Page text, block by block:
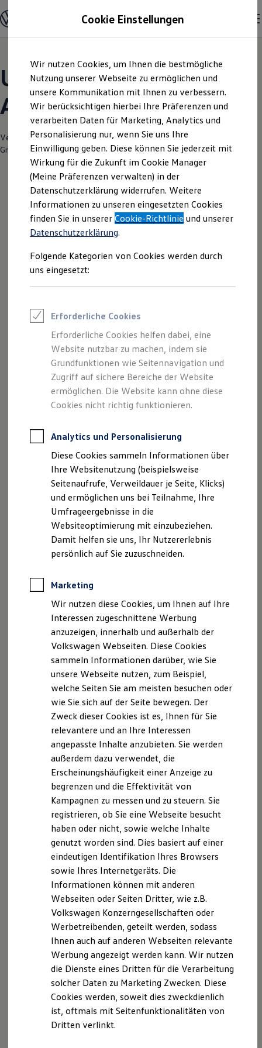
Hauptinhalt
springen
Footer
springen
Modelle und Konfigurator
Konfigurator
Modelle vergleichen
Elektroautos
ENERGY Sondermodelle
Nutzfahrzeuge
SUV und CUV
Familienautos
Kombis
Kompaktwagen
Sportwagen
Schnell verfügbare Fahrzeuge
Angebote und Produkte
Aktuelle Angebote
E-Auto-Förderung
Volkswagen Marktplatz
Die ENERGY Sondermodelle
Junge Gebrauchtwagen und Gebrauchtwagen
Volkswagen Zertifizierte Gebrauchtwagen
Elektromobilität bei Gebrauchtwagen
Saisonangebote
Reifenpakete
Leasing
Leasing-Angebote
Elektroauto Leasing
Kleinwagen-Leasing
Leasing ohne Anzahlung
Finanzierung
Autokredit mit Schlussrate
Versicherungen und Garantien
Kfz-Versicherung
Restschuldversicherungen
Garantien
Professional Class bei Volkswagen
Behörden
Direktkunden
Sonderfahrzeuge
Anpfiff zum Gewinn
Elektromobilität
Elektroautos
ID. Tutorials
Elektrofahrzeugkonzepte
ID. EVERY1
Reichweite
Rekuperation
Laden unterwegs
Laden Zuhause
Ladestationen finden
Ladezeitensimulator
Batterie
Sicherheit
Nachhaltigkeit
Technologie
Kosten und Kauf
Kaufoptionen
E-Auto-Förderung
Software und Konnektivität
Die ID. Software 6
ID. Software Versionen und Updates
Digitale Extras
Schnittstellen zu Ihrem ID.
Hybridautos
Marke und Erlebnis
Volkswagen R und R Experience
R-Modelle
R Experience
Driving Experience
Volkswagen entdecken
Werkbesichtigung
Lifestyle Shop
T-Roc Kollektion
Golf Kollektion
ID. Kollektion
Volkswagen Kollektion
R-Kollektion
GTI Kollektion
Fußball Drop
we drive football
#wedriveproud
Besitzer und Service
Software Updates
Service und Ersatzteile
Unsere aktuellen
Angebote und mehr
Verantwortlich für die Inhalte auf dieser Seite ist die Autohaus Schneider
GmbH & Co. KG(Impressum & Rechtliches)
Leider haben wir im Moment keine
aktuellen Angebote
Ihre
Schritte
Probefahrt vereinbaren
Fahrzeugangebot anfordern
Servicetermin buchen
Serviceanfrage stellen
Ihre Ansprechpartnerbei
Autohaus Schneider Eisleben
E-Mail schreiben
+49 3475 67550
Florian Matzernis
Verkaufsberater
03475 / 6755-34
E-Mail schreiben
Cookie Einstellungen
Wir nutzen Cookies, um Ihnen die bestmögliche
Nutzung unserer Webseite zu ermöglichen und
unsere Kommunikation mit Ihnen zu verbessern.
Wir berücksichtigen hierbei Ihre Präferenzen und
verarbeiten Daten für Marketing, Analytics und
Personalisierung nur, wenn Sie uns Ihre
Einwilligung geben. Diese können Sie jederzeit mit
Wirkung für die Zukunft im Cookie Manager
(Meine Präferenzen verwalten) in der
Datenschutzerklärung widerrufen. Weitere
Informationen zu unseren eingesetzten Cookies
finden Sie in unsererCookie-Richtlinie und unserer
Datenschutzerklärung.
Folgende Kategorien von Cookies werden durch
uns eingesetzt:
Erforderliche Cookies
Erforderliche Cookies helfen dabei, eine
Website nutzbar zu machen, indem sie
Grundfunktionen wie Seitennavigation und
Zugriff auf sichere Bereiche der Website
ermöglichen. Die Website kann ohne diese
Cookies nicht richtig funktionieren.
Analytics und Personalisierung
Diese Cookies sammeln Informationen über
Ihre Websitenutzung (beispielsweise
Seitenaufrufe, Verweildauer je Seite, Klicks)
und ermöglichen uns bei Teilnahme, Ihre
Umfrageergebnisse in die
Websiteoptimierung mit einzubeziehen.
Damit helfen sie uns, Ihr Nutzererlebnis
persönlich auf Sie zuzuschneiden.
Marketing
Wir nutzen diese Cookies, um Ihnen auf Ihre
Interessen zugeschnittene Werbung
anzuzeigen, innerhalb und außerhalb der
Volkswagen Webseiten. Diese Cookies
sammeln Informationen darüber, wie Sie
unsere Webseite nutzen, zum Beispiel,
welche Seiten Sie am meisten besuchen oder
wie Sie sich auf der Seite bewegen. Der
Zweck dieser Cookies ist es, Ihnen für Sie
relevantere und an Ihre Interessen
angepasste Inhalte anzubieten. Sie werden
außerdem dazu verwendet, die
Erscheinungshäufigkeit einer Anzeige zu
begrenzen und die Effektivität von
Kampagnen zu messen und zu steuern. Sie
registrieren, ob Sie eine Webseite besucht
haben oder nicht, sowie welche Inhalte
genutzt worden sind. Dies basiert auf einer
eindeutigen Identifikation Ihres Browsers
sowie Ihres Internetgeräts. Die
Informationen können mit anderen
Webseiten oder Seiten Dritter, wie z.B.
Volkswagen Konzerngesellschaften oder
Werbetreibenden, geteilt werden, sodass
Ihnen auch auf anderen Webseiten relevante
Werbung angezeigt werden kann. Wir nutzen
die Dienste eines Dritten für die Verarbeitung
solcher Daten zu Marketing Zwecken. Diese
Cookies werden, soweit dies zweckdienlich
ist, oftmals mit Seitenfunktionalitäten von
Dritten verlinkt.